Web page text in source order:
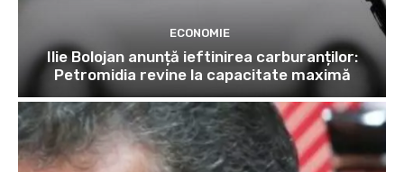
ECONOMIE
Ilie Bolojan anunță ieftinirea carburanților:
Petromidia revine la capacitate maximă